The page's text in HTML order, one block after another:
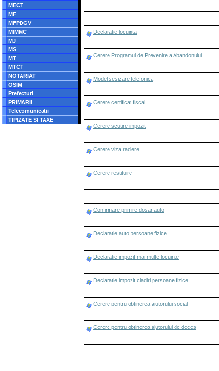
MECT
MF
MFPDGV
MIMMC
MJ
MS
MT
MTCT
NOTARIAT
OSIM
Prefecturi
PRIMARII
Telecomunicatii
TIPIZATE SI TAXE
Declaratie locuinta
Cerere Programul de Prevenire a Abandonului
Model sesizare telefonica
Cerere certificat fiscal
Cerere scutire impozit
Cerere viza radiere
Cerere restituire
Confirmare primire dosar auto
Declaratie auto persoane fizice
Declaratie impozit mai multe locuinte
Declaratie impozit cladiri persoane fizice
Cerere pentru obtinerea ajutorului social
Cerere pentru obtinerea ajutorului de deces